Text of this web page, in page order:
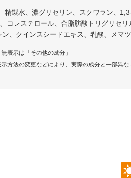
精製水、濃グリセリン、スクワラン、
コレステロール、合脂肪酸トリグリセ
ン、クインスシードエキス、乳酸、メマ
表示は「その他の成分」
方法の変更などにより、実際の成分と一部異